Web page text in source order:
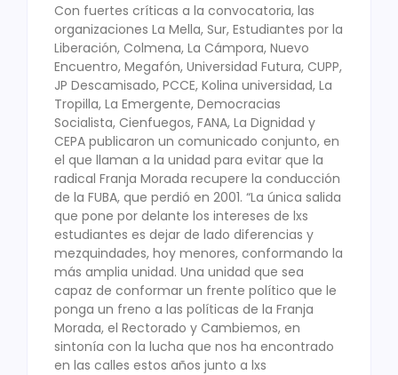
Con fuertes críticas a la convocatoria, las
organizaciones La Mella, Sur, Estudiantes por la
Liberación, Colmena, La Cámpora, Nuevo
Encuentro, Megafón, Universidad Futura, CUPP,
JP Descamisado, PCCE, Kolina universidad, La
Tropilla, La Emergente, Democracias
Socialista, Cienfuegos, FANA, La Dignidad y
CEPA publicaron un comunicado conjunto, en
el que llaman a la unidad para evitar que la
radical Franja Morada recupere la conducción
de la FUBA, que perdió en 2001. “La única salida
que pone por delante los intereses de lxs
estudiantes es dejar de lado diferencias y
mezquindades, hoy menores, conformando la
más amplia unidad. Una unidad que sea
capaz de conformar un frente político que le
ponga un freno a las políticas de la Franja
Morada, el Rectorado y Cambiemos, en
sintonía con la lucha que nos ha encontrado
en las calles estos años junto a lxs